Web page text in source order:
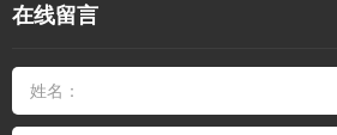
在线留言